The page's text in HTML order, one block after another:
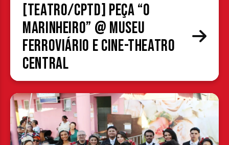
[TEATRO/CPTD] Peça “O
Marinheiro” @ Museu
Ferroviário e Cine-Theatro
Central